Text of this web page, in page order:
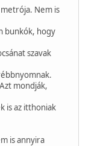
Nem is
bunkók, hogy
szavak
mondják,
is az itthoniak
is annyira